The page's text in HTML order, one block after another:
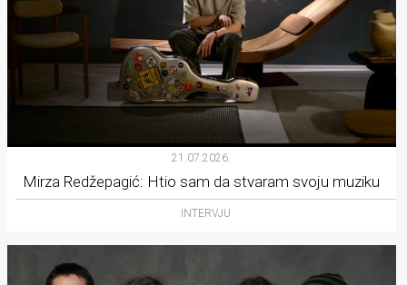
21.07.2026.
Mirza Redžepagić: Htio sam da stvaram svoju muziku
INTERVJU